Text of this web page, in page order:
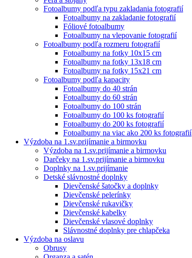
Fotoalbumy podľa typu zakladania fotografií
Fotoalbumy na zakladanie fotografií
Fóliové fotoalbumy
Fotoalbumy na vlepovanie fotografií
Fotoalbumy podľa rozmeru fotografií
Fotoalbumy na fotky 10x15 cm
Fotoalbumy na fotky 13x18 cm
Fotoalbumy na fotky 15x21 cm
Fotoalbumy podľa kapacity
Fotoalbumy do 40 strán
Fotoalbumy do 60 strán
Fotoalbumy do 100 strán
Fotoalbumy do 100 ks fotografií
Fotoalbumy do 200 ks fotografií
Fotoalbumy na viac ako 200 ks fotografií
Výzdoba na 1.sv.prijímanie a birmovku
Výzdoba na 1.sv.prijímanie a birmovku
Darčeky na 1.sv.prijímanie a birmovku
Doplnky na 1.sv.prijímanie
Detské slávnostné doplnky
Dievčenské šatočky a doplnky
Dievčenské pelerínky
Dievčenské rukavičky
Dievčenské kabelky
Dievčenské vlasové doplnky
Slávnostné doplnky pre chlapčeka
Výzdoba na oslavu
Obrusy